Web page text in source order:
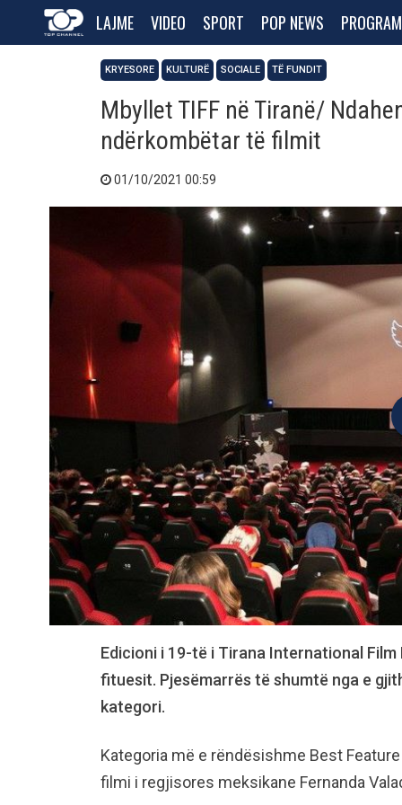
LAJME VIDEO SPORT POP NEWS
KRYESORE KULTURË SOCIALE TË FUNDIT
Mbyllet TIFF në Tiranë/
ndërkombëtar të filmit
01/10/2021 00:59
Edicioni i 19-të i Tirana International
fituesit. Pjesëmarrës të shumtë nga e
kategori.
Kategoria më e rëndësishme Best
filmi i regjisores meksikane Fernanda